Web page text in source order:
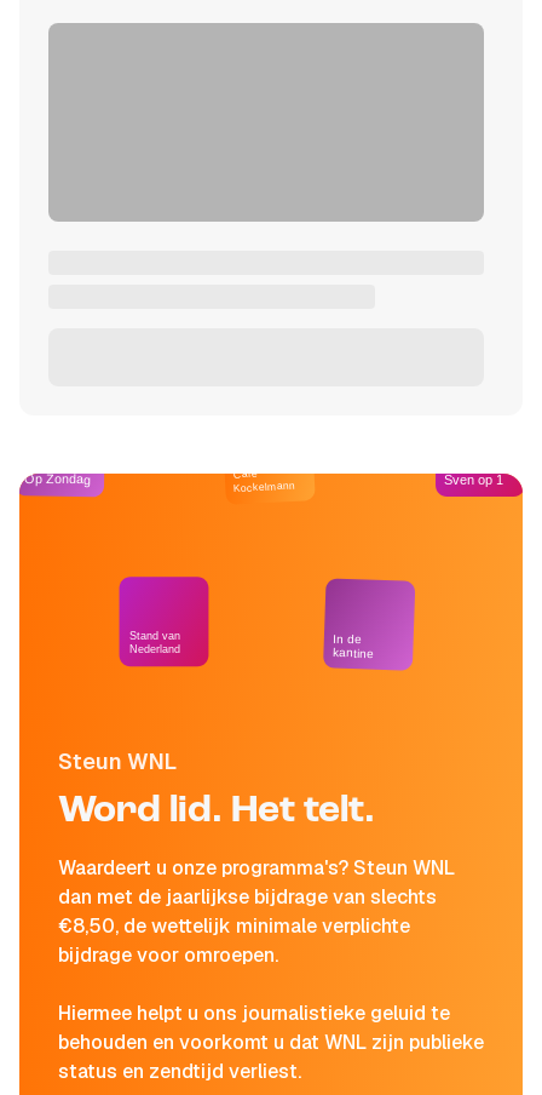
Steun WNL
Word lid. Het telt.
Waardeert u onze programma's? Steun WNL
dan met de jaarlijkse bijdrage van slechts
€8,50, de wettelijk minimale verplichte
bijdrage voor omroepen.
Hiermee helpt u ons journalistieke geluid te
behouden en voorkomt u dat WNL zijn publieke
status en zendtijd verliest.
Op Zondag
Stand van
Nederland
Café
Kockelmann
In de
kantine
Sven op 1